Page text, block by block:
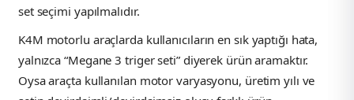
set seçimi yapılmalıdır.
K4M motorlu araçlarda kullanıcıların en sık yaptığı hata,
yalnızca “Megane 3 triger seti” diyerek ürün aramaktır.
Oysa araçta kullanılan motor varyasyonu, üretim yılı ve